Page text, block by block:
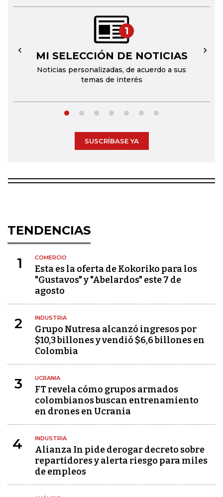
1
MI SELECCIÓN DE NOTICIAS
Noticias personalizadas, de acuerdo a sus
temas de interés
← →
SUSCRÍBASE YA
TENDENCIAS
1 COMERCIO
Esta es la oferta de Kokoriko para los
"Gustavos" y "Abelardos" este 7 de
agosto
2 INDUSTRIA
Grupo Nutresa alcanzó ingresos por
$10,3 billones y vendió $6,6 billones en
Colombia
3 UCRANIA
FT revela cómo grupos armados
colombianos buscan entrenamiento
en drones en Ucrania
4 INDUSTRIA
Alianza In pide derogar decreto sobre
repartidores y alerta riesgo para miles
de empleos